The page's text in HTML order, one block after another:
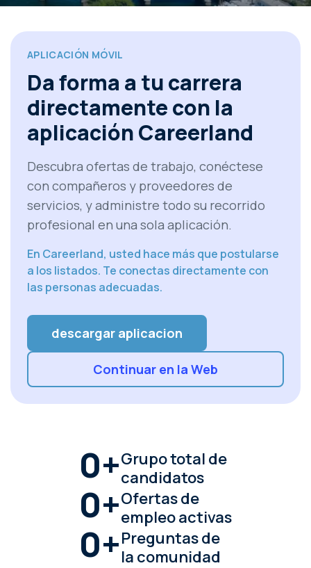
APLICACIÓN MÓVIL
Da forma a tu carrera
directamente con la
aplicación Careerland
Descubra ofertas de trabajo, conéctese
con compañeros y proveedores de
servicios, y administre todo su recorrido
profesional en una sola aplicación.
En Careerland, usted hace más que postularse
a los listados. Te conectas directamente con
las personas adecuadas.
descargar aplicacion
Continuar en la Web
0+Grupo total de
candidatos
0+Ofertas de
empleo activas
0+Preguntas de
la comunidad